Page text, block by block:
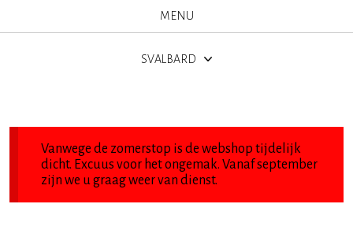
MENU
SVALBARD
Vanwege de zomerstop is de webshop tijdelijk
dicht. Excuus voor het ongemak. Vanaf september
zijn we u graag weer van dienst.